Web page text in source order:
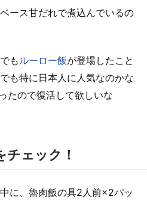
ース甘だれで煮込んでいるの
もルーロー飯が登場したこと
も特に日本人に人気なのかな
たので復活して欲しいな
チェック！
に、魯肉飯の具2人前×2パッ